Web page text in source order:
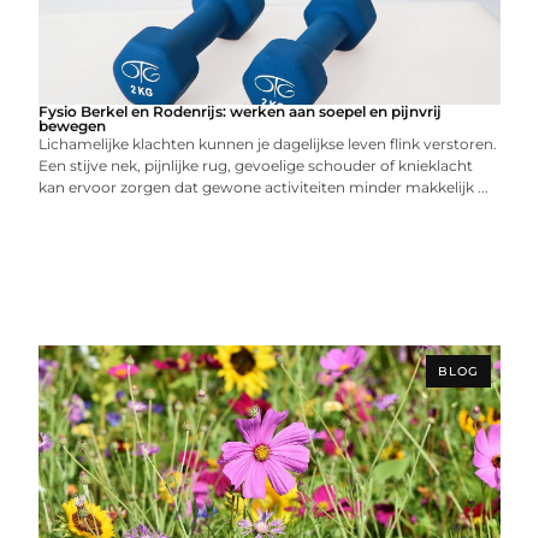
Fysio Berkel en Rodenrijs: werken aan soepel en pijnvrij
bewegen
Lichamelijke klachten kunnen je dagelijkse leven flink verstoren.
Een stijve nek, pijnlijke rug, gevoelige schouder of knieklacht
kan ervoor zorgen dat gewone activiteiten minder makkelijk ...
BLOG